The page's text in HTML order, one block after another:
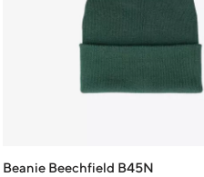
Tooltip anzeigen
Beanie Beechfield B45N